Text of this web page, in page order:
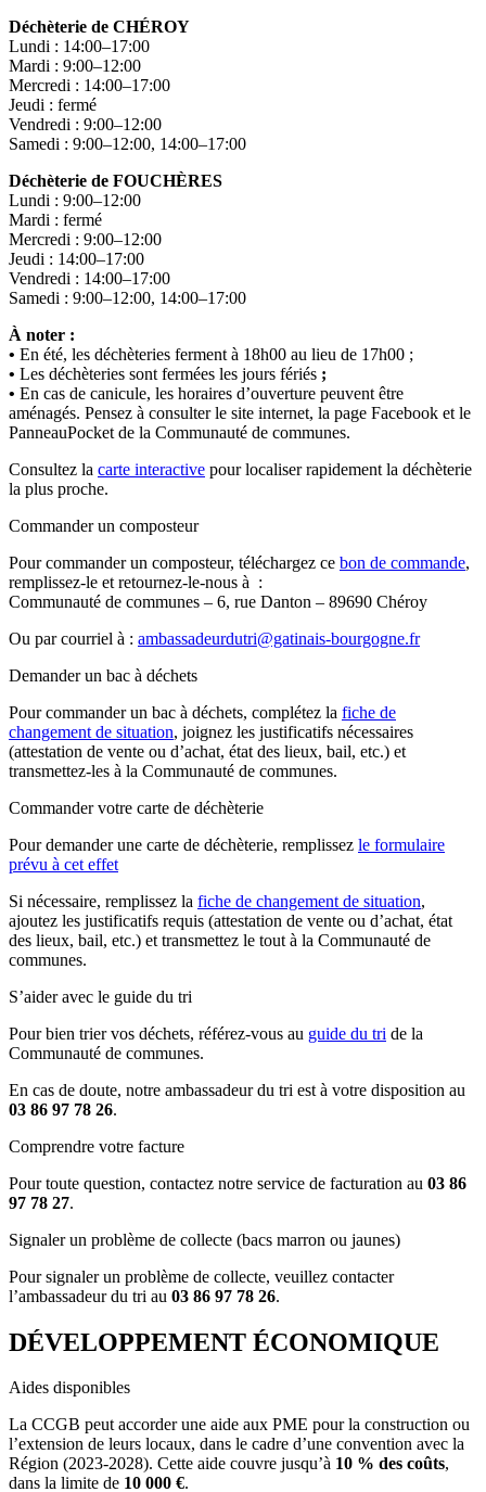
Déchèterie de CHÉROY
Lundi : 14:00–17:00
Mardi : 9:00–12:00
Mercredi : 14:00–17:00
Jeudi : fermé
Vendredi : 9:00–12:00
Samedi : 9:00–12:00, 14:00–17:00
Déchèterie de FOUCHÈRES
Lundi : 9:00–12:00
Mardi : fermé
Mercredi : 9:00–12:00
Jeudi : 14:00–17:00
Vendredi : 14:00–17:00
Samedi : 9:00–12:00, 14:00–17:00
À noter :
• En été, les déchèteries ferment à 18h00 au lieu de 17h00 ;
• Les déchèteries sont fermées les jours fériés ;
• En cas de canicule, les horaires d’ouverture peuvent être
aménagés. Pensez à consulter le site internet, la page Facebook et le
PanneauPocket de la Communauté de communes.
Consultez la carte interactive pour localiser rapidement la déchèterie
la plus proche.
Commander un composteur
Pour commander un composteur, téléchargez ce bon de commande,
remplissez-le et retournez-le-nous à :
Communauté de communes – 6, rue Danton – 89690 Chéroy
Ou par courriel à : ambassadeurdutri@gatinais-bourgogne.fr
Demander un bac à déchets
Pour commander un bac à déchets, complétez la fiche de
changement de situation, joignez les justificatifs nécessaires
(attestation de vente ou d’achat, état des lieux, bail, etc.) et
transmettez-les à la Communauté de communes.
Commander votre carte de déchèterie
Pour demander une carte de déchèterie, remplissez le formulaire
prévu à cet effet
Si nécessaire, remplissez la fiche de changement de situation,
ajoutez les justificatifs requis (attestation de vente ou d’achat, état
des lieux, bail, etc.) et transmettez le tout à la Communauté de
communes.
S’aider avec le guide du tri
Pour bien trier vos déchets, référez-vous au guide du tri de la
Communauté de communes.
En cas de doute, notre ambassadeur du tri est à votre disposition au
03 86 97 78 26.
Comprendre votre facture
Pour toute question, contactez notre service de facturation au 03 86
97 78 27.
Signaler un problème de collecte (bacs marron ou jaunes)
Pour signaler un problème de collecte, veuillez contacter
l’ambassadeur du tri au 03 86 97 78 26.
DÉVELOPPEMENT ÉCONOMIQUE
Aides disponibles
La CCGB peut accorder une aide aux PME pour la construction ou
l’extension de leurs locaux, dans le cadre d’une convention avec la
Région (2023-2028). Cette aide couvre jusqu’à 10 % des coûts,
dans la limite de 10 000 €.